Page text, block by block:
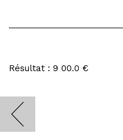
Résultat : 9 00.0 €